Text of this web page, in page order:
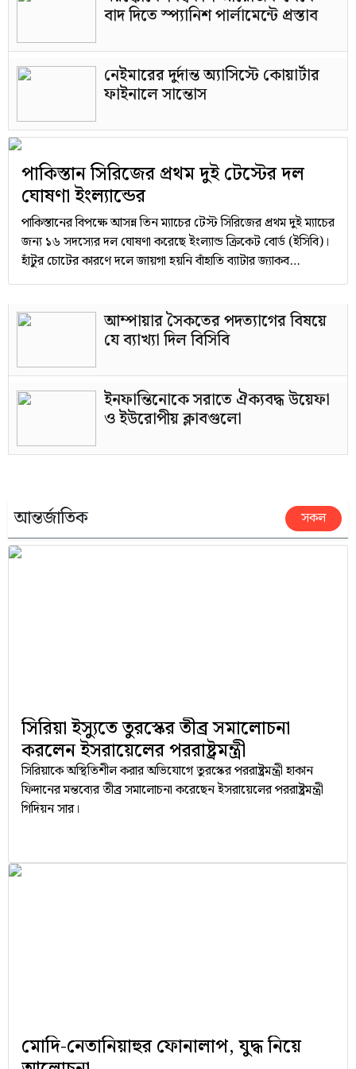
বাদ দিতে স্প্যানিশ পার্লামেন্টে প্রস্তাব
নেইমারের দুর্দান্ত অ্যাসিস্টে কোয়ার্টার
ফাইনালে সান্তোস
পাকিস্তান সিরিজের প্রথম দুই টেস্টের দল
ঘোষণা ইংল্যান্ডের
পাকিস্তানের বিপক্ষে আসন্ন তিন ম্যাচের টেস্ট সিরিজের প্রথম দুই ম্যাচের
জন্য ১৬ সদস্যের দল ঘোষণা করেছে ইংল্যান্ড ক্রিকেট বোর্ড (ইসিবি)।
হাঁটুর চোটের কারণে দলে জায়গা হয়নি বাঁহাতি ব্যাটার জ্যাকব
বেথেলের। তার অনুপস্থিতিতে ব্যাটিং লাইনআপে এসেছে কয়েকটি
আম্পায়ার সৈকতের পদত্যাগের বিষয়ে
যে ব্যাখ্যা দিল বিসিবি
ইনফান্তিনোকে সরাতে ঐক্যবদ্ধ উয়েফা
ও ইউরোপীয় ক্লাবগুলো
আন্তর্জাতিক সকল
সিরিয়া ইস্যুতে তুরস্কের তীব্র সমালোচনা
করলেন ইসরায়েলের পররাষ্ট্রমন্ত্রী
সিরিয়াকে অস্থিতিশীল করার অভিযোগে তুরস্কের পররাষ্ট্রমন্ত্রী হাকান
ফিদানের মন্তব্যের তীব্র সমালোচনা করেছেন ইসরায়েলের পররাষ্ট্রমন্ত্রী
গিদিয়ন সার।
মোদি-নেতানিয়াহুর ফোনালাপ, যুদ্ধ নিয়ে